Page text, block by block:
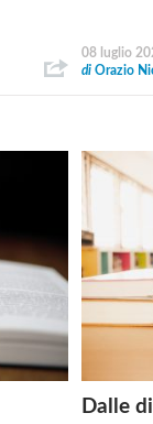
08 luglio
diOrazio
Dalle